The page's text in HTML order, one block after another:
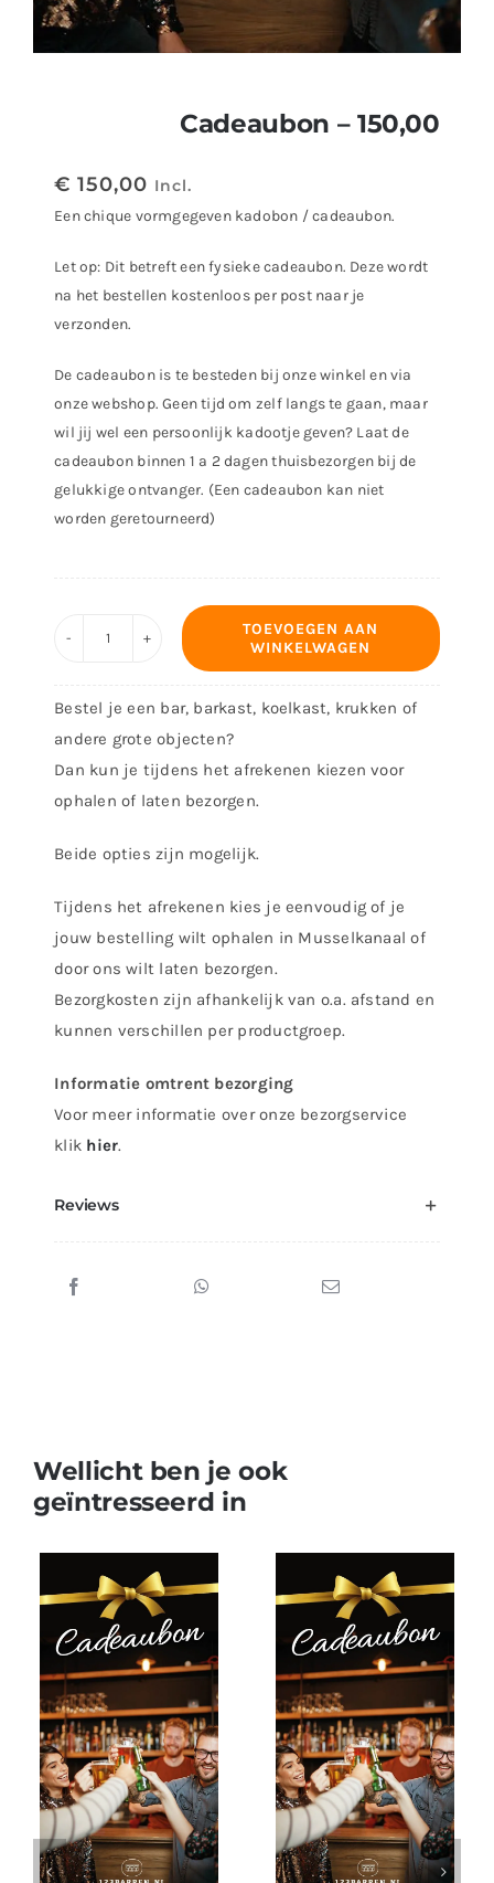
Cadeaubon – 150,00
€ 150,00 Incl.
Een chique vormgegeven kadobon / cadeaubon.
Let op: Dit betreft een fysieke cadeaubon. Deze wordt
na het bestellen kostenloos per post naar je
verzonden.
De cadeaubon is te besteden bij onze winkel en via
onze webshop. Geen tijd om zelf langs te gaan, maar
wil jij wel een persoonlijk kadootje geven? Laat de
cadeaubon binnen 1 a 2 dagen thuisbezorgen bij de
gelukkige ontvanger. (Een cadeaubon kan niet
worden geretourneerd)
Cadeaubon
150,00
aantal
TOEVOEGEN AAN
WINKELWAGEN
Bestel je een bar, barkast, koelkast, krukken of
andere grote objecten?
Dan kun je tijdens het afrekenen kiezen voor
ophalen of laten bezorgen.
Beide opties zijn mogelijk.
Tijdens het afrekenen kies je eenvoudig of je
jouw bestelling wilt ophalen in Musselkanaal of
door ons wilt laten bezorgen.
Bezorgkosten zijn afhankelijk van o.a. afstand en
kunnen verschillen per productgroep.
Informatie omtrent bezorging
Voor meer informatie over onze bezorgservice
klik hier.
Reviews
Wellicht ben je ook
geïntresseerd in